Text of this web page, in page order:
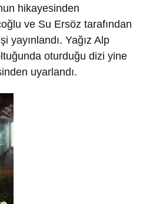
hikayesinden
ve Su Ersöz tarafından
yayınlandı. Yağız Alp
oturduğu dizi yine
uyarlandı.